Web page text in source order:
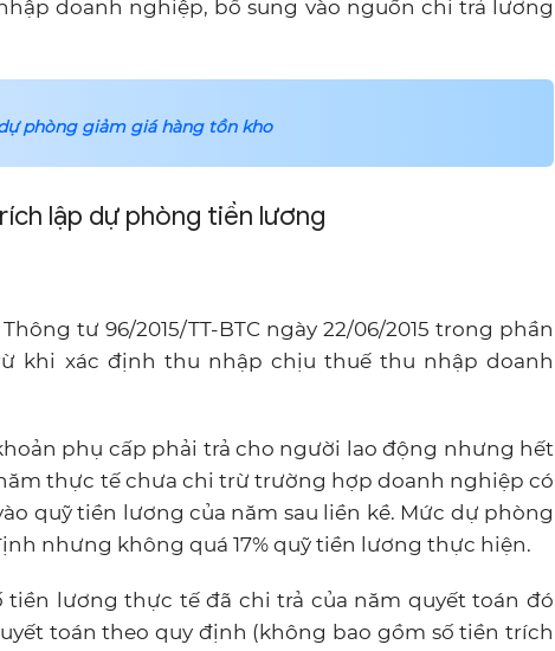
doanh nghiệp, bổ sung vào nguồn chi trả lương
phòng giảm giá hàng tồn kho
lập dự phòng tiền lương
tư 96/2015/TT-BTC ngày 22/06/2015 trong phần
khi xác định thu nhập chịu thuế thu nhập doanh
phụ cấp phải trả cho người lao động nhưng hết
thực tế chưa chi trừ trường hợp doanh nghiệp có
quỹ tiền lương của năm sau liền kề. Mức dự phòng
nhưng không quá 17% quỹ tiền lương thực hiện.
lương thực tế đã chi trả của năm quyết toán đó
toán theo quy định (không bao gồm số tiền trích